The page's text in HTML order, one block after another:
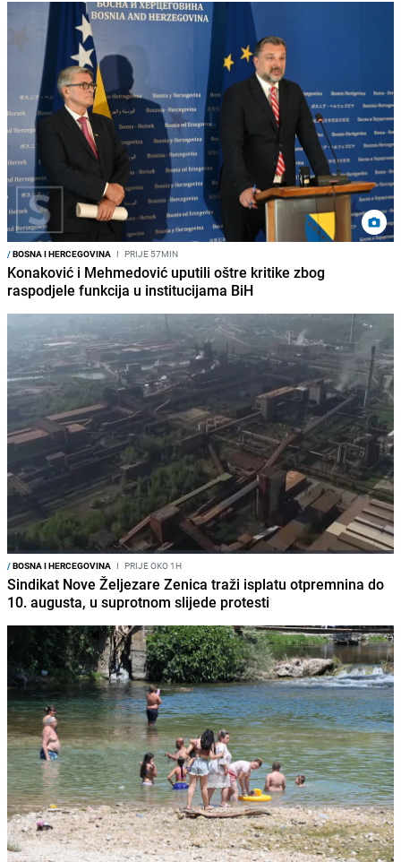
/BOSNA I HERCEGOVINA I PRIJE 57MIN
Konaković i Mehmedović uputili oštre kritike zbog
raspodjele funkcija u institucijama BiH
/BOSNA I HERCEGOVINA I PRIJE OKO 1H
Sindikat Nove Željezare Zenica traži isplatu otpremnina do
10. augusta, u suprotnom slijede protesti